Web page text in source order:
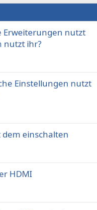
Erweiterungen nutzt
nutzt ihr?
Einstellungen nutzt
dem einschalten
HDMI